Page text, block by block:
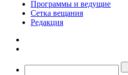
Программы и ведущие
Сетка вещания
Редакция